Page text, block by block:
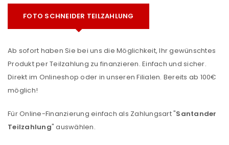
FOTO SCHNEIDER TEILZAHLUNG
Ab sofort haben Sie bei uns die Möglichkeit, Ihr gewünschtes
Produkt per Teilzahlung zu finanzieren. Einfach und sicher.
Direkt im Onlineshop oder in unseren Filialen. Bereits ab 100€
möglich!
Für Online-Finanzierung einfach als Zahlungsart "Santander
Teilzahlung" auswählen.